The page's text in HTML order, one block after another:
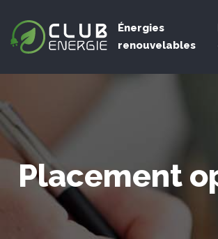
Énergies
renouvelables
Placement